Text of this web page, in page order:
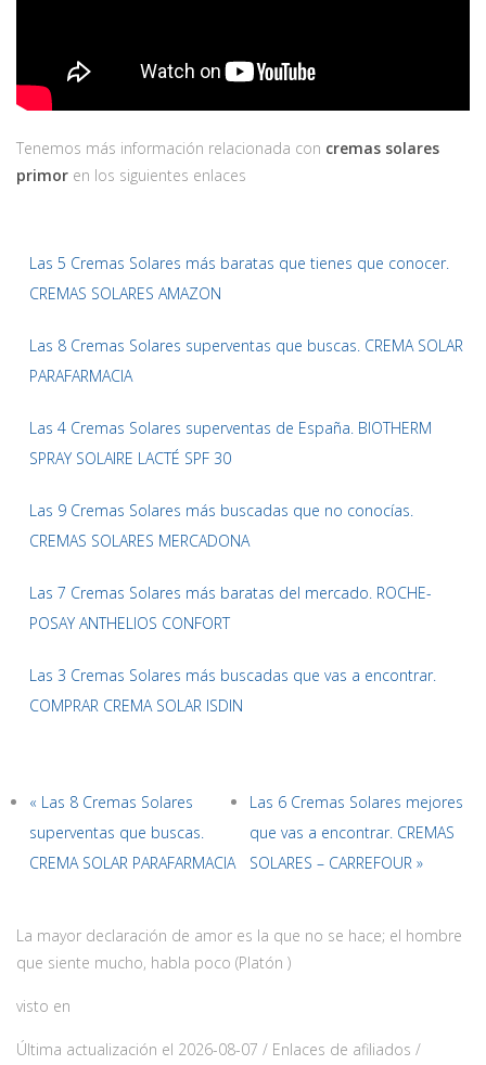
Tenemos más información relacionada con cremas solares
primor en los siguientes enlaces
Las 5 Cremas Solares más baratas que tienes que conocer.
CREMAS SOLARES AMAZON
Las 8 Cremas Solares superventas que buscas. CREMA SOLAR
PARAFARMACIA
Las 4 Cremas Solares superventas de España. BIOTHERM
SPRAY SOLAIRE LACTÉ SPF 30
Las 9 Cremas Solares más buscadas que no conocías.
CREMAS SOLARES MERCADONA
Las 7 Cremas Solares más baratas del mercado. ROCHE-
POSAY ANTHELIOS CONFORT
Las 3 Cremas Solares más buscadas que vas a encontrar.
COMPRAR CREMA SOLAR ISDIN
« Las 8 Cremas Solares
superventas que buscas.
CREMA SOLAR PARAFARMACIA
Las 6 Cremas Solares mejores
que vas a encontrar. CREMAS
SOLARES – CARREFOUR »
La mayor declaración de amor es la que no se hace; el hombre
que siente mucho, habla poco (Platón )
visto en
Última actualización el 2026-08-07 / Enlaces de afiliados /